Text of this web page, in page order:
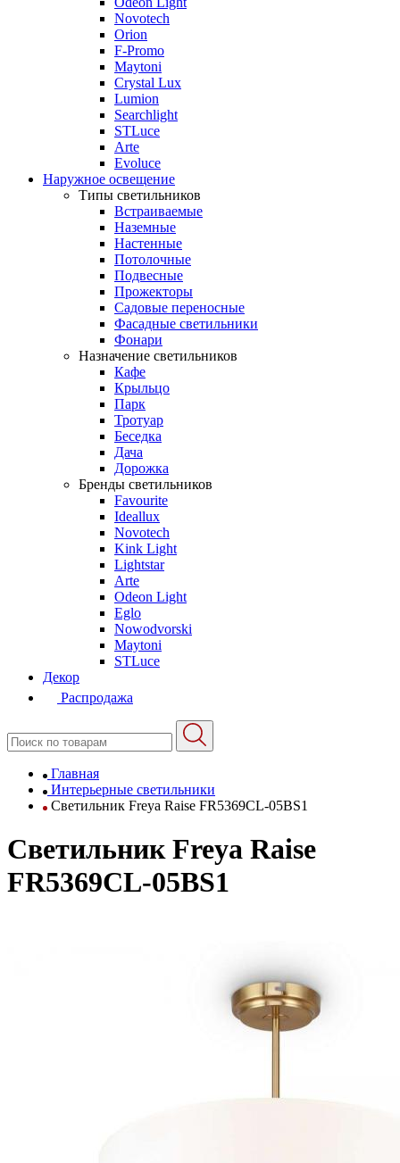
Novotech
Orion
F-Promo
Maytoni
Crystal Lux
Lumion
Searchlight
STLuce
Arte
Evoluce
Наружное освещение
Типы светильников
Встраиваемые
Наземные
Настенные
Потолочные
Подвесные
Прожекторы
Садовые переносные
Фасадные светильники
Фонари
Назначение светильников
Кафе
Крыльцо
Парк
Тротуар
Беседка
Дача
Дорожка
Бренды светильников
Favourite
Ideallux
Novotech
Kink Light
Lightstar
Arte
Odeon Light
Eglo
Nowodvorski
Maytoni
STLuce
Декор
Распродажа
Главная
Интерьерные светильники
Светильник Freya Raise FR5369CL-05BS1
Светильник Freya Raise
FR5369CL-05BS1